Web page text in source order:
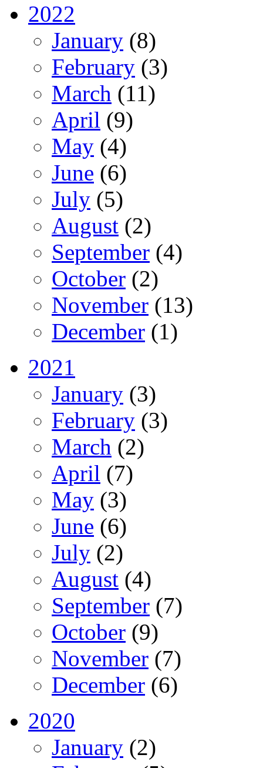
2022
January (8)
February (3)
March (11)
April (9)
May (4)
June (6)
July (5)
August (2)
September (4)
October (2)
November (13)
December (1)
2021
January (3)
February (3)
March (2)
April (7)
May (3)
June (6)
July (2)
August (4)
September (7)
October (9)
November (7)
December (6)
2020
January (2)